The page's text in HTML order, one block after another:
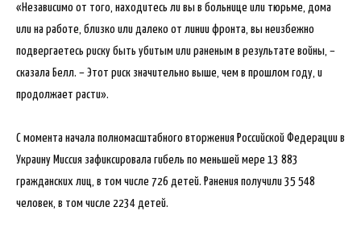
«Независимо от того, находитесь ли вы в больнице или тюрьме, дома
или на работе, близко или далеко от линии фронта, вы неизбежно
подвергаетесь риску быть убитым или раненым в результате войны, –
сказала Белл. – Этот риск значительно выше, чем в прошлом году, и
продолжает расти».
С момента начала полномасштабного вторжения Российской Федерации в
Украину Миссия зафиксировала гибель по меньшей мере 13 883
гражданских лиц, в том числе 726 детей. Ранения получили 35 548
человек, в том числе 2234 детей.